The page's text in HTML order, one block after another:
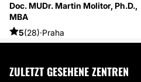
Doc. MUDr. Martin Molitor, Ph.D.,
MBA
5(28)·Praha
ESTHETICON
ERFAHRUNGSBERICHTE ÜBER
GUTE WAHL BEI
ZULETZT GESEHENE ZENTREN